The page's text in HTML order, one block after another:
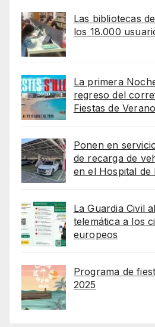
Las bibliotecas
los 18.000
La primera
regreso del
Fiestas de
Ponen en
de recarga de
en el Hospital de
La Guardia Civil
telemática a los
europeos
Programa de
2025